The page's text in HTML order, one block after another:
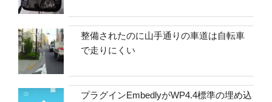
整備されたのに山手通りの車道は自転車
で走りにくい
プラグインEmbedlyがWP4.4標準の埋め込